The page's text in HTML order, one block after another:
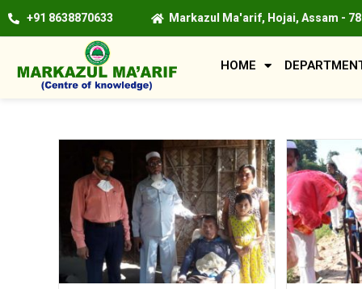
+91 8638870633 Markazul Ma'arif, Hojai, Assam -
HOME